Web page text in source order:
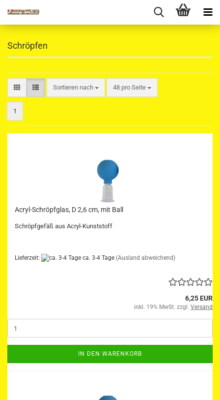
Schröpfen
Sortieren nach
Sortieren nach 48 pro Seite
pro Seite
1
Acryl-Schröpfglas, D 2,6 cm, mit Ball
Schröpfgefäß aus Acryl-Kunststoff
Lieferzeit: ca. 3-4 Tage (Ausland abweichend)
6,25 EUR
inkl. 19% MwSt. zzgl. Versand
IN DEN WARENKORB